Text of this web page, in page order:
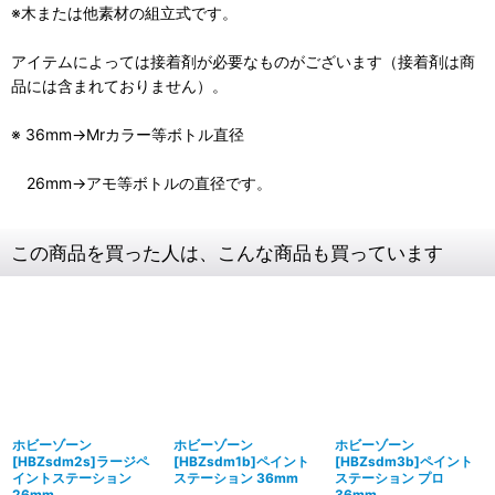
※木または他素材の組立式です。
アイテムによっては接着剤が必要なものがございます（接着剤は商
品には含まれておりません）。
※ 36mm→Mrカラー等ボトル直径
26mm→アモ等ボトルの直径です。
この商品を買った人は、こんな商品も買っています
ホビーゾーン
[HBZsdm2s]ラージペ
イントステーション
ホビーゾーン
[HBZsdm1b]ペイント
ステーション 36mm
ホビーゾーン
[HBZsdm3b]ペイント
ステーション プロ